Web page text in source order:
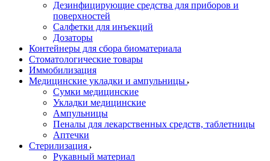
Дезинфицирующие средства для приборов и
поверхностей
Салфетки для инъекций
Дозаторы
Контейнеры для сбора биоматериала
Стоматологические товары
Иммобилизация
Медицинские укладки и ампульницы
Сумки медицинские
Укладки медицинские
Ампульницы
Пеналы для лекарственных средств, таблетницы
Аптечки
Стерилизация
Рукавный материал